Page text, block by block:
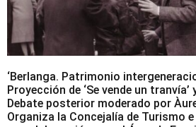
‘Berlanga. Patrimonio
Proyección de ‘Se vende un tranvía’
Debate posterior moderado por
Organiza la Concejalía de Turismo